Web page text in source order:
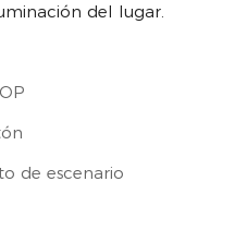
del lugar.
de escenario